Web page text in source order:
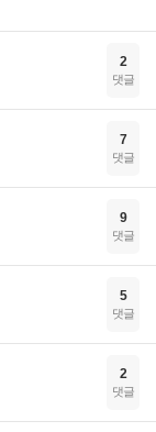
2
댓글
7
댓글
9
댓글
5
댓글
2
댓글